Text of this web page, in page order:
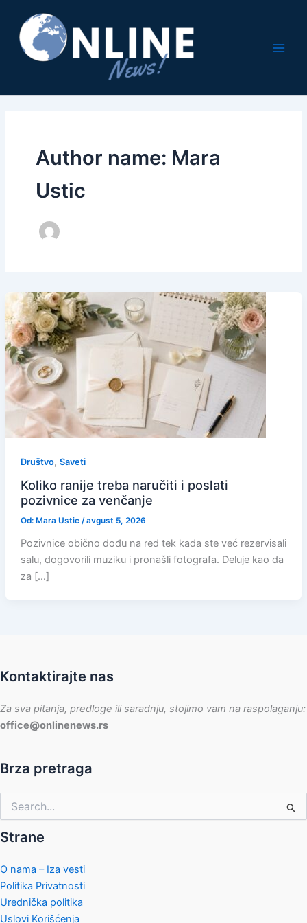
sadržaj
Author name: Mara
Ustic
Društvo, Saveti
Koliko ranije treba naručiti i poslati
pozivnice za venčanje
Od: Mara Ustic /avgust 5, 2026
Pozivnice obično dođu na red tek kada ste već rezervisali
salu, dogovorili muziku i pronašli fotografa. Deluje kao da
za […]
Kontaktirajte nas
Za sva pitanja, predloge ili saradnju, stojimo vam na raspolaganju:
office@onlinenews.rs
Brza pretraga
za:
Strane
O nama – Iza vesti
Politika Privatnosti
Urednička politika
Uslovi Korišćenja